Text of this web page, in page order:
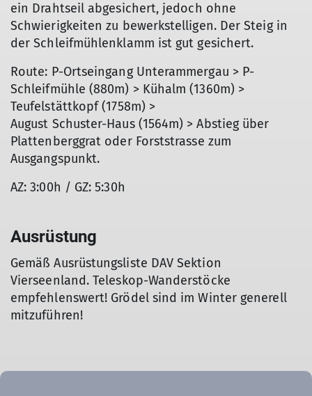
ein Drahtseil abgesichert, jedoch ohne
Schwierigkeiten zu bewerkstelligen. Der Steig in
der Schleifmühlenklamm ist gut gesichert.
Route: P-Ortseingang Unterammergau > P-
Schleifmühle (880m) > Kühalm (1360m) >
Teufelstättkopf (1758m) >
August Schuster-Haus (1564m) > Abstieg über
Plattenberggrat oder Forststrasse zum
Ausgangspunkt.
AZ: 3:00h / GZ: 5:30h
Ausrüstung
Gemäß Ausrüstungsliste DAV Sektion
Vierseenland. Teleskop-Wanderstöcke
empfehlenswert! Grödel sind im Winter generell
mitzuführen!